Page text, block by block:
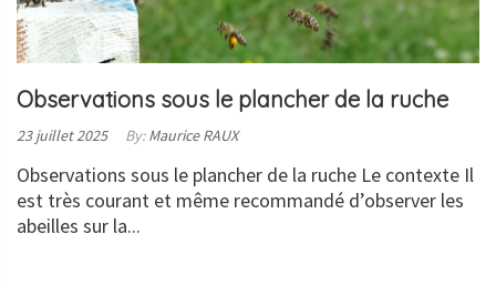
Observations sous le plancher de la ruche
Posted
23 juillet 2025 By: Maurice RAUX
Observations sous le plancher de la ruche Le contexte Il
est très courant et même recommandé d’observer les
abeilles sur la...